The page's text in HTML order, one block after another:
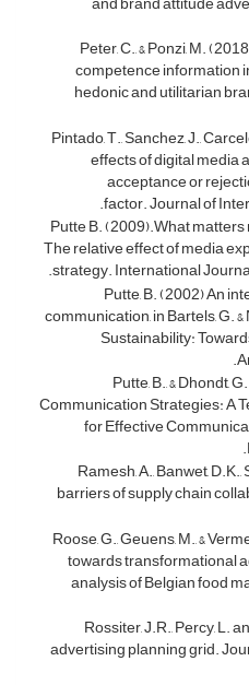
Peter, C., & Ponzi, M.
competence information
hedonic and utilitarian
Pintado, T., Sanchez, J.,
effects of digital media
acceptance or
factor. Journal of
Putte B. (2009).What
The relative effect of media
strategy. International
Putte, B. (2002) An
communication, in Bartels, G.
Sustainability:
Putte, B., & Dhondt,
Communication Strategies: A
for Effective
Ramesh, A., Banwet,
barriers of supply chain
Roose, G., Geuens, M., &
towards transformational
analysis of Belgian food
Rossiter, J.R., Percy, L.
advertising planning grid.